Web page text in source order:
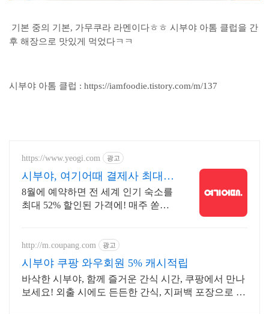
기본 중의 기본, 가무쿠라 라멘이다ㅎㅎ 시부야 아톰 클럽을 간
후 해장으로 맛있게 먹었다ㅋㅋ
시부야 아톰 클럽 : https://iamfoodie.tistory.com/m/137
https://www.yeogi.com 광고
시부야, 여기어때 결제사 최대 2
만원 추가할인
8월에 예약하면 전 세계 인기 숙소를
최대 52% 할인된 가격에! 매주 쏟아
http://m.coupang.com 광고
시부야 쿠팡 와우회원 5% 캐시적립
바삭한 시부야, 함께 즐거운 간식 시간, 쿠팡에서 만나
보세요! 외출 시에도 든든한 간식, 지퍼백 포장으로 신